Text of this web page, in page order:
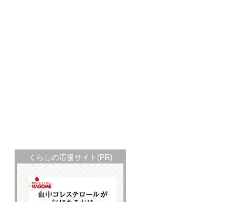
くらしの応援サイト(PR)